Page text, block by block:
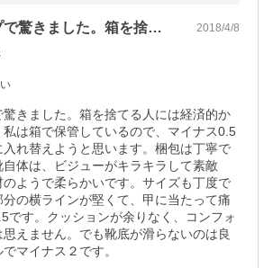
まず箱がチープで驚きました。箱を捨てる… 2018/4/8
驚きました。箱を捨てる人には経済的か
私は箱で保管しているので、マイナス0.5
れ替えようと思います。梱包は丁寧で
体は、ビジューがキラキラして素敵
ようで柔らかいです。サイズも丁度で
分の横ラインが堅くて、甲に当たって痛
です。クッションが余りなく、コンフォ
えません。でも靴底が滑らないのは良
マイナス２です。